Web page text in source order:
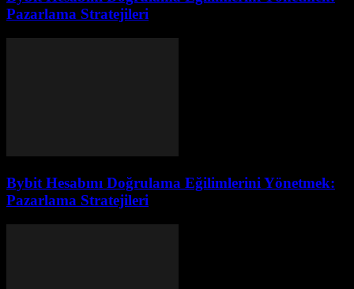
Pazarlama Stratejileri
Bybit Hesabını Doğrulama Eğilimlerini Yönetmek:
Pazarlama Stratejileri